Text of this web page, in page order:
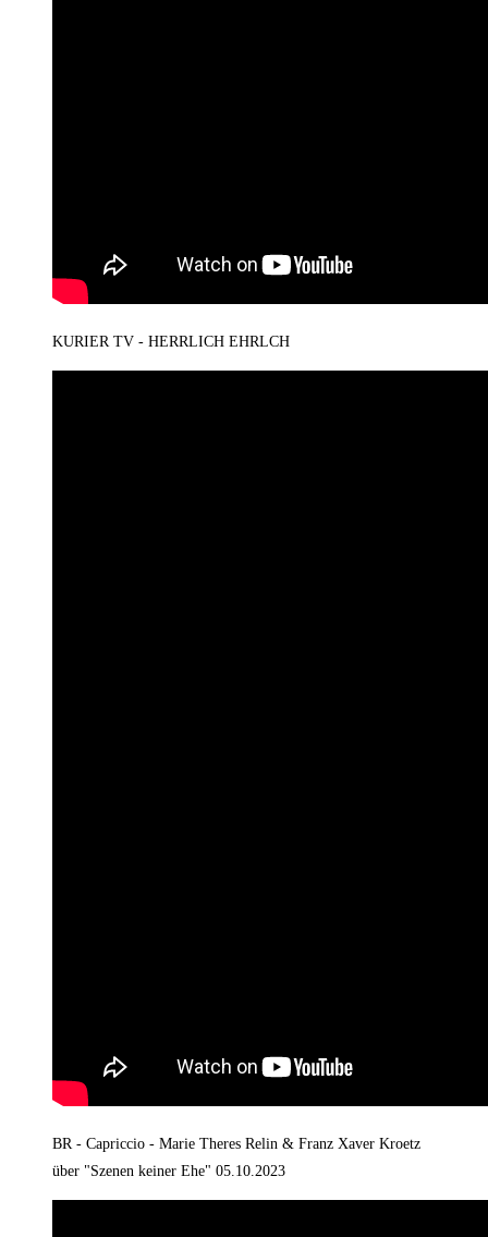
KURIER TV - HERRLICH EHRLCH
BR - Capriccio - Marie Theres Relin & Franz Xaver Kroetz
über "Szenen keiner Ehe" 05.10.2023